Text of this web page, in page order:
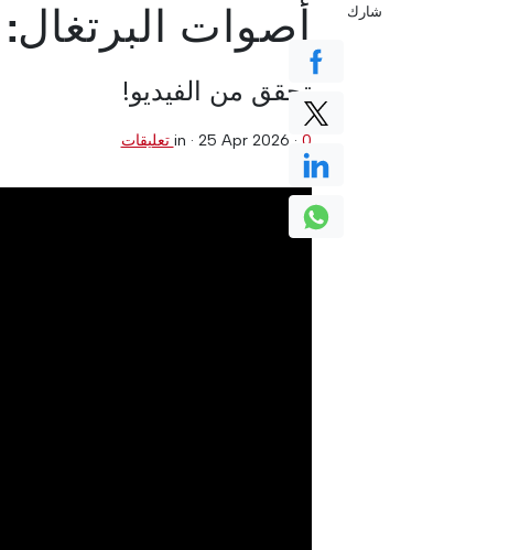
أصوات
تحقق من الفيديو!
in · 25 Apr 2026 · 0 تعليقات
شارك